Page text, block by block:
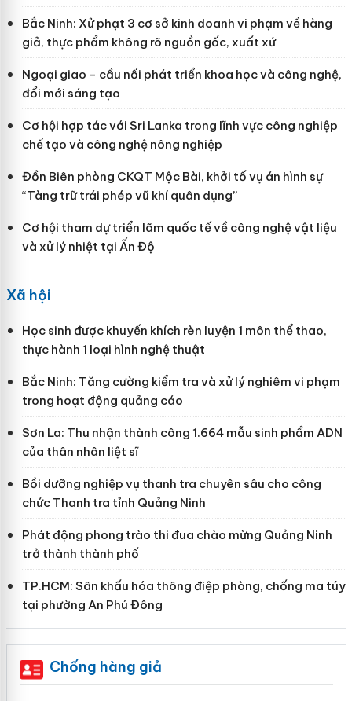
Bắc Ninh: Xử phạt 3 cơ sở kinh doanh vi phạm về hàng
giả, thực phẩm không rõ nguồn gốc, xuất xứ
Ngoại giao - cầu nối phát triển khoa học và công nghệ,
đổi mới sáng tạo
Cơ hội hợp tác với Sri Lanka trong lĩnh vực công nghiệp
chế tạo và công nghệ nông nghiệp
Đồn Biên phòng CKQT Mộc Bài, khởi tố vụ án hình sự
“Tàng trữ trái phép vũ khí quân dụng”
Cơ hội tham dự triển lãm quốc tế về công nghệ vật liệu
và xử lý nhiệt tại Ấn Độ
Xã hội
Học sinh được khuyến khích rèn luyện 1 môn thể thao,
thực hành 1 loại hình nghệ thuật
Bắc Ninh: Tăng cường kiểm tra và xử lý nghiêm vi phạm
trong hoạt động quảng cáo
Sơn La: Thu nhận thành công 1.664 mẫu sinh phẩm ADN
của thân nhân liệt sĩ
Bồi dưỡng nghiệp vụ thanh tra chuyên sâu cho công
chức Thanh tra tỉnh Quảng Ninh
Phát động phong trào thi đua chào mừng Quảng Ninh
trở thành thành phố
TP.HCM: Sân khấu hóa thông điệp phòng, chống ma túy
tại phường An Phú Đông
Chống hàng giả